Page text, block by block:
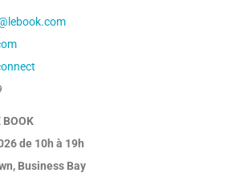
BOOK
de 10h à 19h
Business Bay